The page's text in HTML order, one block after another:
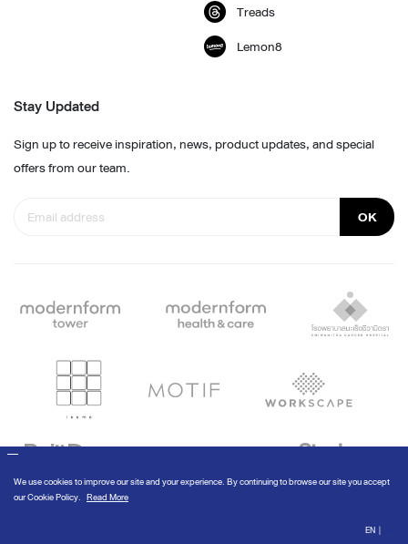
Treads
Lemon8
Stay Updated
Sign up to receive inspiration, news, product updates, and special
offers from our team.
OK